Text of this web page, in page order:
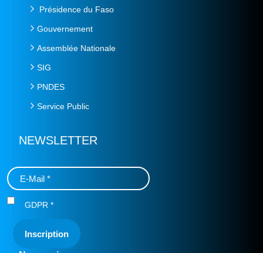
Présidence du Faso
Gouvernement
Assemblée Nationale
SIG
PNDES
Service Public
NEWSLETTER
GDPR *